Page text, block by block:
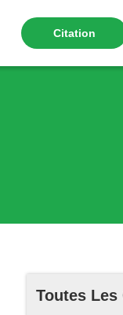
Citation
Toutes Les